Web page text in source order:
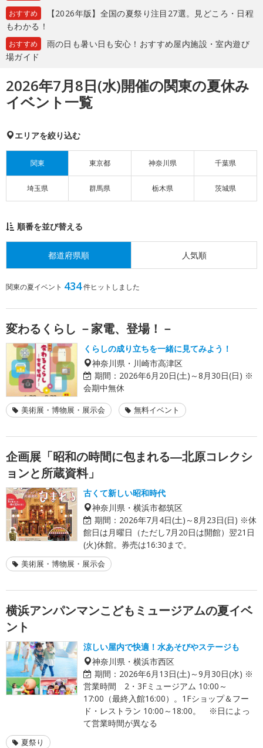
おすすめ
【2026年版】全国の夏祭り注目27選。見どころ・日程
もわかる！
おすすめ
雨の日も暑い日も安心！おすすめ屋内施設・室内遊び
場ガイド
2026年7月8日(水)開催の関東の夏休み
イベント一覧
エリアを絞り込む
関東 東京都 神奈川県 千葉県
埼玉県 群馬県 栃木県 茨城県
順番を並び替える
都道府県順 人気順
関東の夏イベント 434件ヒットしました
変わるくらし －家電、登場！－
くらしの成り立ちを一緒に見てみよう！
神奈川県・川崎市高津区
期間： 2026年6月20日(土)～8月30日(日) ※
会期中無休
美術展・博物展・展示会 無料イベント
企画展「昭和の時間に包まれる―北原コレクシ
ョンと所蔵資料」
古くて新しい昭和時代
神奈川県・横浜市都筑区
期間： 2026年7月4日(土)～8月23日(日) ※休
館日は月曜日（ただし7月20日は開館）翌21日
(火)休館。券売は16:30まで。
美術展・博物展・展示会
横浜アンパンマンこどもミュージアムの夏イベ
ント
涼しい屋内で快適！水あそびやステージも
神奈川県・横浜市西区
期間： 2026年6月13日(土)～9月30日(水) ※
営業時間 2・3Fミュージアム 10:00～
17:00（最終入館16:00）。1Fショップ＆フー
ド・レストラン 10:00～18:00。 ※日によっ
て営業時間が異なる
夏祭り